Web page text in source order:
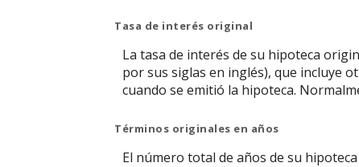
Tasa de interés original
La tasa de interés de su hipoteca
por sus siglas en inglés), que incluye
cuando se emitió la hipoteca.
Términos originales en años
El número total de años de su